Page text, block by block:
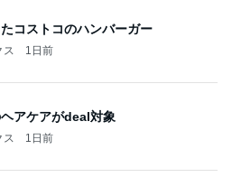
アケアがdeal対象
ス 1日前
トで初めての漫才
ス 1日前